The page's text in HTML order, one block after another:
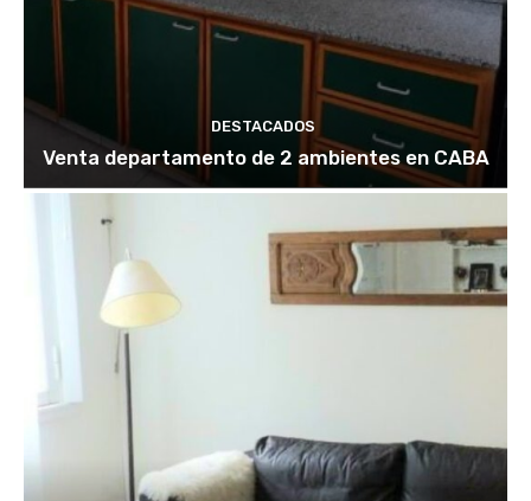
DESTACADOS
Venta departamento de 2 ambientes en CABA